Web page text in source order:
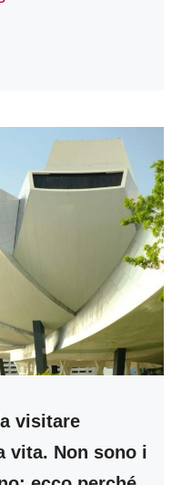
visitare
vita. Non sono i